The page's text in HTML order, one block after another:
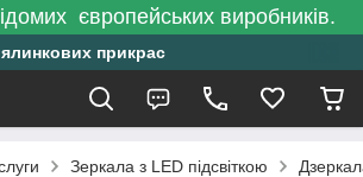
європейських виробників.
ялинкових прикрас
Зеркала з LED підсвіткою